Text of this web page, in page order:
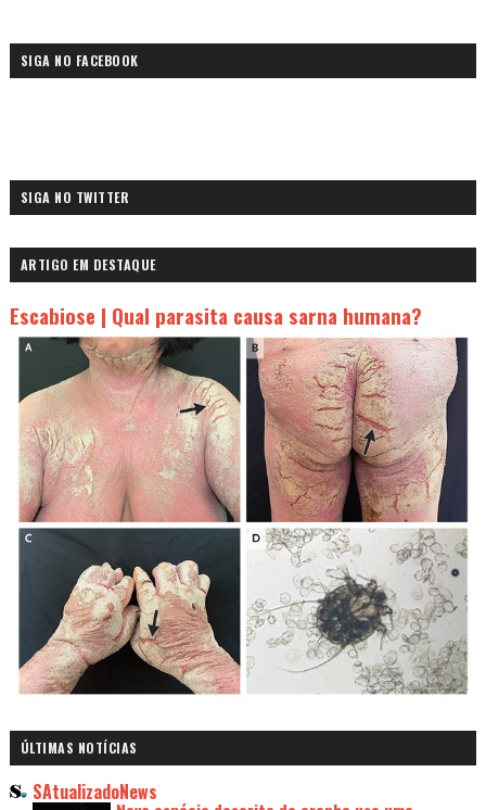
SIGA NO FACEBOOK
SIGA NO TWITTER
ARTIGO EM DESTAQUE
Escabiose | Qual parasita causa sarna humana?
ÚLTIMAS NOTÍCIAS
SAtualizadoNews